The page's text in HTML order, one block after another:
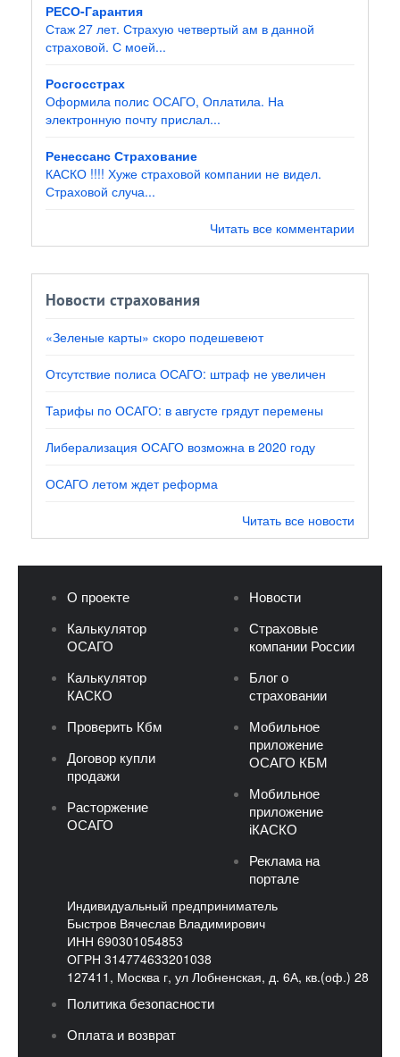
РЕСО-Гарантия
Стаж 27 лет. Страхую четвертый ам в данной
страховой. С моей...
Росгосстрах
Оформила полис ОСАГО, Оплатила. На
электронную почту прислал...
Ренессанс Страхование
КАСКО !!!! Хуже страховой компании не видел.
Страховой случа...
Читать все комментарии
Новости страхования
«Зеленые карты» скоро подешевеют
Отсутствие полиса ОСАГО: штраф не увеличен
Тарифы по ОСАГО: в августе грядут перемены
Либерализация ОСАГО возможна в 2020 году
ОСАГО летом ждет реформа
Читать все новости
О проекте
Калькулятор
ОСАГО
Калькулятор
КАСКО
Проверить Кбм
Договор купли
продажи
Расторжение
ОСАГО
Новости
Страховые
компании России
Блог о
страховании
Мобильное
приложение
ОСАГО КБМ
Мобильное
приложение
iКАСКО
Реклама на
портале
Индивидуальный предприниматель
Быстров Вячеслав Владимирович
ИНН 690301054853
ОГРН 314774633201038
127411, Москва г, ул Лобненская, д. 6А, кв.(оф.) 28
Политика безопасности
Оплата и возврат